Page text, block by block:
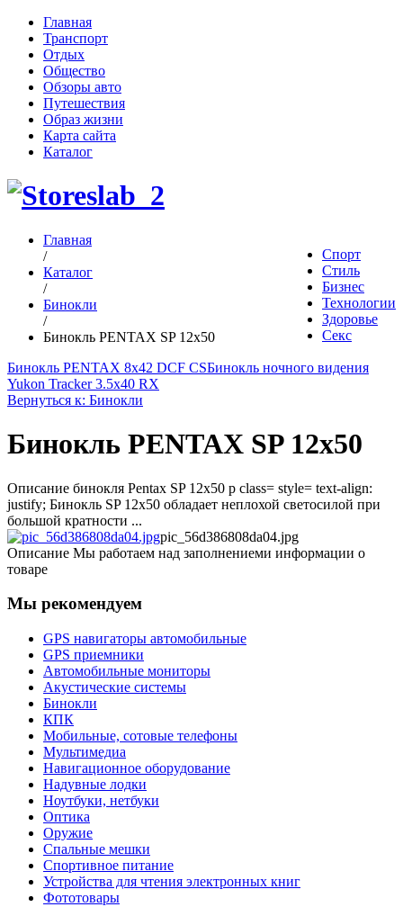
Главная
Транспорт
Отдых
Общество
Обзоры авто
Путешествия
Образ жизни
Карта сайта
Каталог
Спорт
Стиль
Бизнес
Технологии
Здоровье
Секс
Главная
/
Каталог
/
Бинокли
/
Бинокль PENTAX SP 12x50
Бинокль PENTAX 8x42 DCF CSБинокль ночного видения
Yukon Tracker 3.5x40 RX
Вернуться к: Бинокли
Бинокль PENTAX SP 12x50
Описание бинокля Pentax SP 12x50 p class= style= text-align:
justify; Бинокль SP 12х50 обладает неплохой светосилой при
большой кратности ...
pic_56d386808da04.jpg
Описание Мы работаем над заполнениеми информации о
товаре
Мы рекомендуем
GPS навигаторы автомобильные
GPS приемники
Автомобильные мониторы
Акустические системы
Бинокли
КПК
Мобильные, сотовые телефоны
Мультимедиа
Навигационное оборудование
Надувные лодки
Ноутбуки, нетбуки
Оптика
Оружие
Спальные мешки
Спортивное питание
Устройства для чтения электронных книг
Фототовары